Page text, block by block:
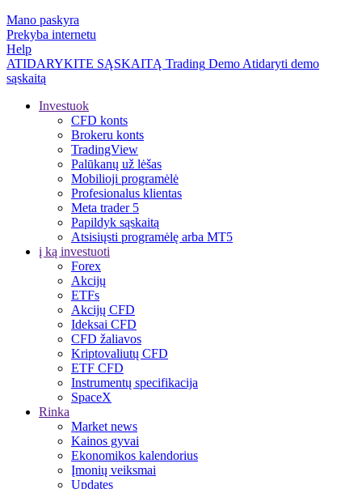
Mano paskyra
Prekyba internetu
Help
ATIDARYKITE SĄSKAITĄ Trading Demo Atidaryti demo
sąskaitą
Investuok
CFD konts
Brokeru konts
TradingView
Palūkanų už lėšas
Mobilioji programėlė
Profesionalus klientas
Meta trader 5
Papildyk sąskaitą
Atsisiųsti programėlę arba MT5
į ką investuoti
Forex
Akcijų
ETFs
Akcijų CFD
Ideksai CFD
CFD žaliavos
Kriptovaliutų CFD
ETF CFD
Instrumentų specifikacija
SpaceX
Rinka
Market news
Kainos gyvai
Ekonomikos kalendorius
Įmonių veiksmai
Updates